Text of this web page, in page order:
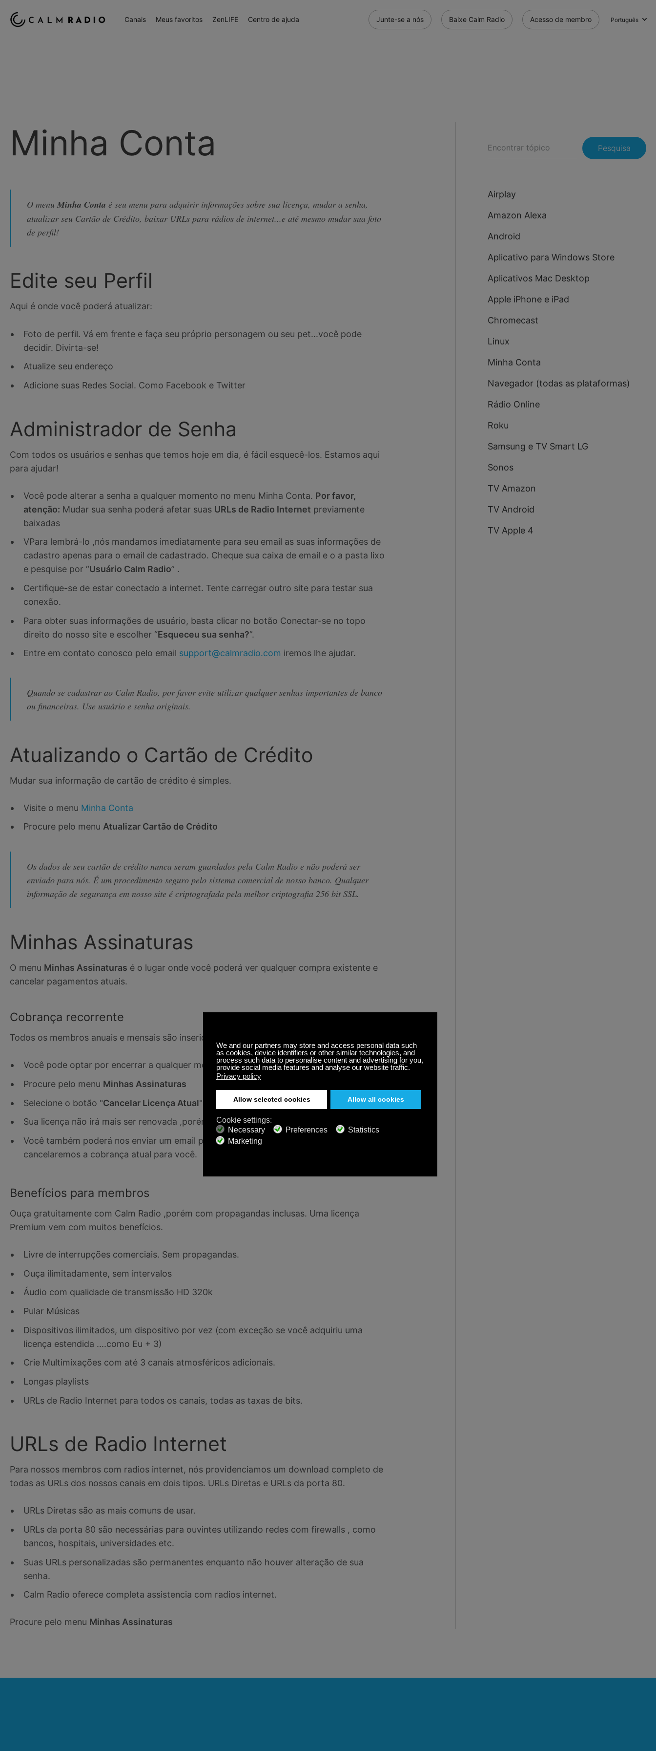
Canais Meus favoritos ZenLIFE Centro de ajuda Junte-se a nós Baixe Calm Radio Acesso de membro Português
Minha Conta
O menuMinha Conta é seu menu para adquirir informações sobre sua licença, mudar a senha,
atualizar seu Cartão de Crédito, baixar URLs para rádios de internet...e até mesmo mudar sua foto
de perfil!
Edite seu Perfil
Aqui é onde você poderá atualizar:
Foto de perfil. Vá em frente e faça seu próprio personagem ou seu pet...você pode
decidir. Divirta-se!
Atualize seu endereço
Adicione suas Redes Social. Como Facebook e Twitter
Administrador de Senha
Com todos os usuários e senhas que temos hoje em dia, é fácil esquecê-los. Estamos aqui
para ajudar!
Você pode alterar a senha a qualquer momento no menu Minha Conta. Por favor,
atenção: Mudar sua senha poderá afetar suas URLs de Radio Internet previamente
baixadas
VPara lembrá-lo ,nós mandamos imediatamente para seu email as suas informações de
cadastro apenas para o email de cadastrado. Cheque sua caixa de email e o a pasta lixo
e pesquise por “Usuário Calm Radio” .
Certifique-se de estar conectado a internet. Tente carregar outro site para testar sua
conexão.
Para obter suas informações de usuário, basta clicar no botão Conectar-se no topo
direito do nosso site e escolher “Esqueceu sua senha?”.
Entre em contato conosco pelo email support@calmradio.com iremos lhe ajudar.
Quando se cadastrar ao Calm Radio, por favor evite utilizar qualquer senhas importantes de banco
ou financeiras. Use usuário e senha originais.
Atualizando o Cartão de Crédito
Mudar sua informação de cartão de crédito é simples.
Visite o menu Minha Conta
Procure pelo menu Atualizar Cartão de Crédito
Os dados de seu cartão de crédito nunca seram guardados pela Calm Radio e não poderá ser
enviado para nós. É um procedimento seguro pelo sistema comercial de nosso banco. Qualquer
informação de segurança em nosso site é criptografada pela melhor criptografia 256 bit SSL.
Minhas Assinaturas
O menu Minhas Assinaturas é o lugar onde você poderá ver qualquer compra existente e
cancelar pagamentos atuais.
Cobrança recorrente
Todos os membros anuais e mensais são inseridos em uma simples cobrança automática.
Você pode optar por encerrar a qualquer momento visitando o menuMinha Conta
Procure pelo menu Minhas Assinaturas
Selecione o botão "Cancelar Licença Atual"
Sua licença não irá mais ser renovada ,porém continuará ativa até que expire.
Você também poderá nos enviar um email parasupport@calmradio.com
cancelaremos a cobrança atual para você.
Benefícios para membros
Ouça gratuitamente com Calm Radio ,porém com propagandas inclusas. Uma licença
Premium vem com muitos benefícios.
Livre de interrupções comerciais. Sem propagandas.
Ouça ilimitadamente, sem intervalos
Áudio com qualidade de transmissão HD 320k
Pular Músicas
Dispositivos ilimitados, um dispositivo por vez (com exceção se você adquiriu uma
licença estendida ....como Eu + 3)
Crie Multimixações com até 3 canais atmosféricos adicionais.
Longas playlists
URLs de Radio Internet para todos os canais, todas as taxas de bits.
URLs de Radio Internet
Para nossos membros com radios internet, nós providenciamos um download completo de
todas as URLs dos nossos canais em dois tipos. URLs Diretas e URLs da porta 80.
URLs Diretas são as mais comuns de usar.
URLs da porta 80 são necessárias para ouvintes utilizando redes com firewalls , como
bancos, hospitais, universidades etc.
Suas URLs personalizadas são permanentes enquanto não houver alteração de sua
senha.
Calm Radio oferece completa assistencia com radios internet.
Procure pelo menu Minhas Assinaturas
Pesquisa
Airplay
Amazon Alexa
Android
Aplicativo para Windows Store
Aplicativos Mac Desktop
Apple iPhone e iPad
Chromecast
Linux
Minha Conta
Navegador (todas as plataformas)
Rádio Online
Roku
Samsung e TV Smart LG
Sonos
TV Amazon
TV Android
TV Apple 4